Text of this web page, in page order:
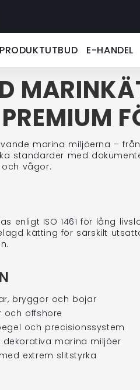
PRODUKTUTBUD E-HANDEL
marina miljöerna –
standarder med
och vågor.
enligt ISO 1461 för lång
kätting för särskilt
bryggor och bojar
och offshore
och precisionssystem
marina miljöer
extrem slitstyrka